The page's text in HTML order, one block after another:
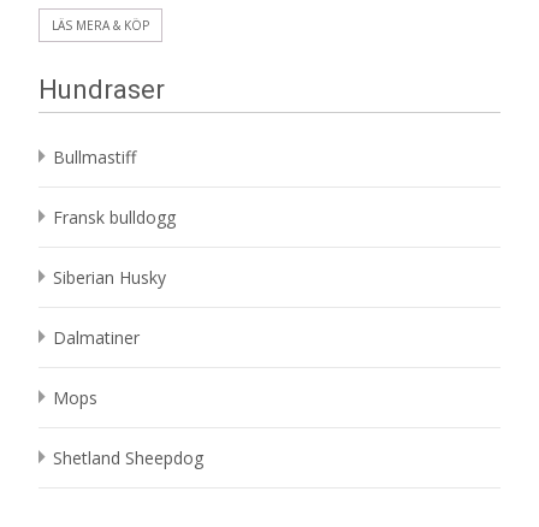
LÄS MERA & KÖP
Hundraser
Bullmastiff
Fransk bulldogg
Siberian Husky
Dalmatiner
Mops
Shetland Sheepdog